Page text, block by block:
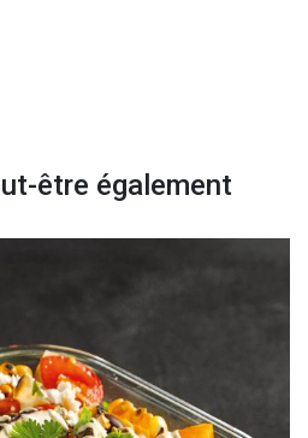
être également